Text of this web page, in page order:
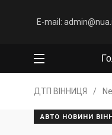
E-mail:
ДТП ВІННИЦЯ /
АВТО НОВИНИ